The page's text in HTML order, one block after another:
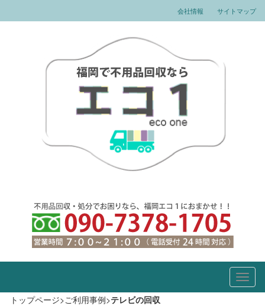
会社情報 サイトマップ
トップページ>ご利用事例>テレビの回収